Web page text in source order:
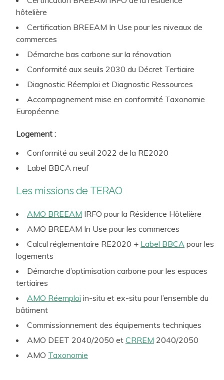
hôtelière
Certification BREEAM In Use pour les niveaux de
commerces
Démarche bas carbone sur la rénovation
Conformité aux seuils 2030 du Décret Tertiaire
Diagnostic Réemploi et Diagnostic Ressources
Accompagnement mise en conformité Taxonomie
Européenne
Logement :
Conformité au seuil 2022 de la RE2020
Label BBCA neuf
Les missions de TERAO
AMO BREEAM IRFO pour la Résidence Hôtelière
AMO BREEAM In Use pour les commerces
Calcul réglementaire RE2020 + Label BBCA pour les
logements
Démarche d’optimisation carbone pour les espaces
tertiaires
AMO Réemploi in-situ et ex-situ pour l’ensemble du
bâtiment
Commissionnement des équipements techniques
AMO DEET 2040/2050 et CRREM 2040/2050
AMO Taxonomie